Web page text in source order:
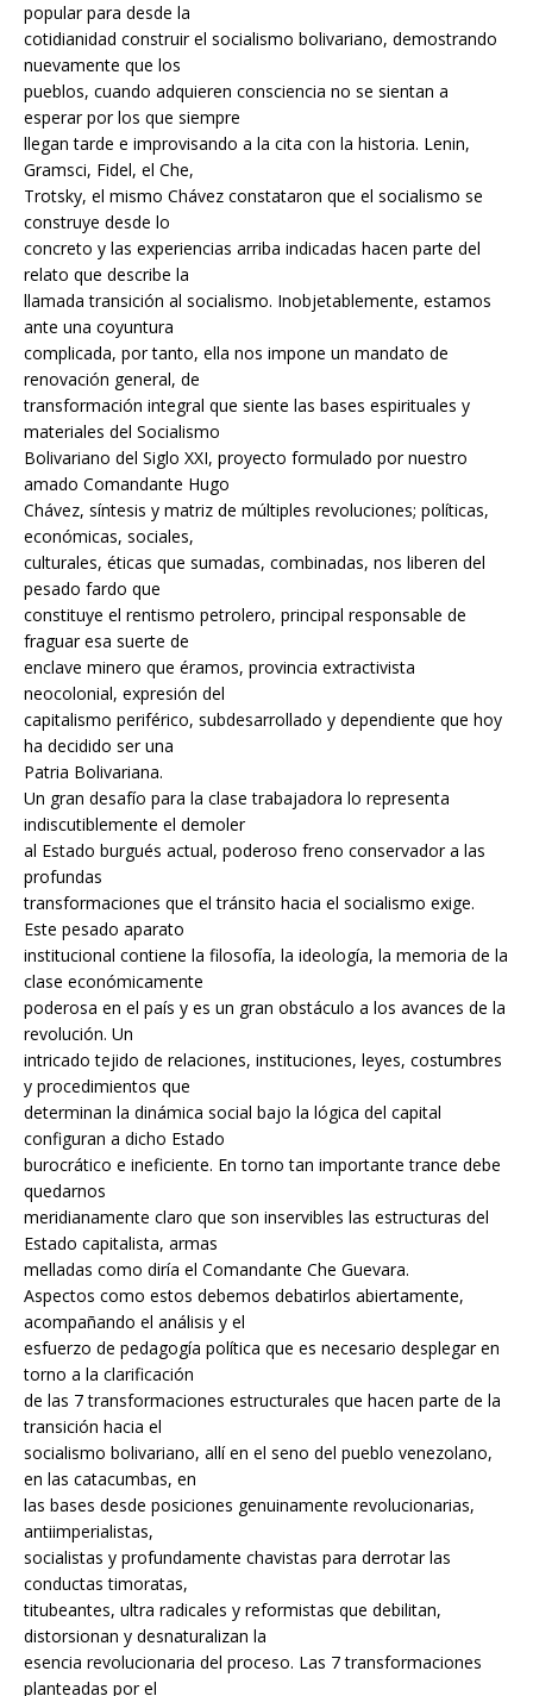
popular para desde la
cotidianidad construir el socialismo bolivariano, demostrando
nuevamente que los
pueblos, cuando adquieren consciencia no se sientan a
esperar por los que siempre
llegan tarde e improvisando a la cita con la historia. Lenin,
Gramsci, Fidel, el Che,
Trotsky, el mismo Chávez constataron que el socialismo se
construye desde lo
concreto y las experiencias arriba indicadas hacen parte del
relato que describe la
llamada transición al socialismo. Inobjetablemente, estamos
ante una coyuntura
complicada, por tanto, ella nos impone un mandato de
renovación general, de
transformación integral que siente las bases espirituales y
materiales del Socialismo
Bolivariano del Siglo XXI, proyecto formulado por nuestro
amado Comandante Hugo
Chávez, síntesis y matriz de múltiples revoluciones; políticas,
económicas, sociales,
culturales, éticas que sumadas, combinadas, nos liberen del
pesado fardo que
constituye el rentismo petrolero, principal responsable de
fraguar esa suerte de
enclave minero que éramos, provincia extractivista
neocolonial, expresión del
capitalismo periférico, subdesarrollado y dependiente que hoy
ha decidido ser una
Patria Bolivariana.
Un gran desafío para la clase trabajadora lo representa
indiscutiblemente el demoler
al Estado burgués actual, poderoso freno conservador a las
profundas
transformaciones que el tránsito hacia el socialismo exige.
Este pesado aparato
institucional contiene la filosofía, la ideología, la memoria de la
clase económicamente
poderosa en el país y es un gran obstáculo a los avances de la
revolución. Un
intricado tejido de relaciones, instituciones, leyes, costumbres
y procedimientos que
determinan la dinámica social bajo la lógica del capital
configuran a dicho Estado
burocrático e ineficiente. En torno tan importante trance debe
quedarnos
meridianamente claro que son inservibles las estructuras del
Estado capitalista, armas
melladas como diría el Comandante Che Guevara.
Aspectos como estos debemos debatirlos abiertamente,
acompañando el análisis y el
esfuerzo de pedagogía política que es necesario desplegar en
torno a la clarificación
de las 7 transformaciones estructurales que hacen parte de la
transición hacia el
socialismo bolivariano, allí en el seno del pueblo venezolano,
en las catacumbas, en
las bases desde posiciones genuinamente revolucionarias,
antiimperialistas,
socialistas y profundamente chavistas para derrotar las
conductas timoratas,
titubeantes, ultra radicales y reformistas que debilitan,
distorsionan y desnaturalizan la
esencia revolucionaria del proceso. Las 7 transformaciones
planteadas por el